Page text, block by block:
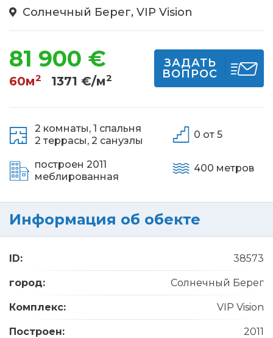
Солнечный Берег, VIP Vision
81 900 €
60м2 1371 €/м2
ЗАДАТЬ
ВОПРОС
2 комнаты, 1 спальня
2 террасы, 2 санузлы
построен 2011
меблированная
0 от 5
400 метров
Информация об обекте
ID: 38573
город: Солнечный Берег
Комплекс: VIP Vision
Построен: 2011